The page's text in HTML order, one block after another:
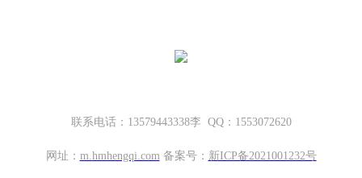
联系电话：13579443338李 QQ：1553072620
网址： m. hmhengqi.com 备案号： 新ICP备2021001232号